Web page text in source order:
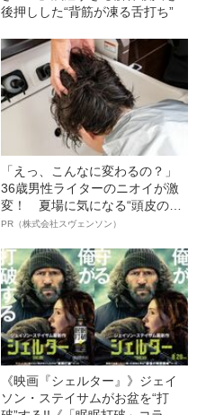
後押しした“背筋が凍る舌打ち”
「えっ、こんなに変わるの？」
36歳男性ライターのニオイが激
変！ 夏場に気になる“頭皮のニ
オイ”や“ベタつき”を解消す
ト”が生み出した徹底ケアとは
PR（株式会社スヴェンソン）
《映画『シェルター』》ジェイ
ソン・ステイサムがお盆を“打